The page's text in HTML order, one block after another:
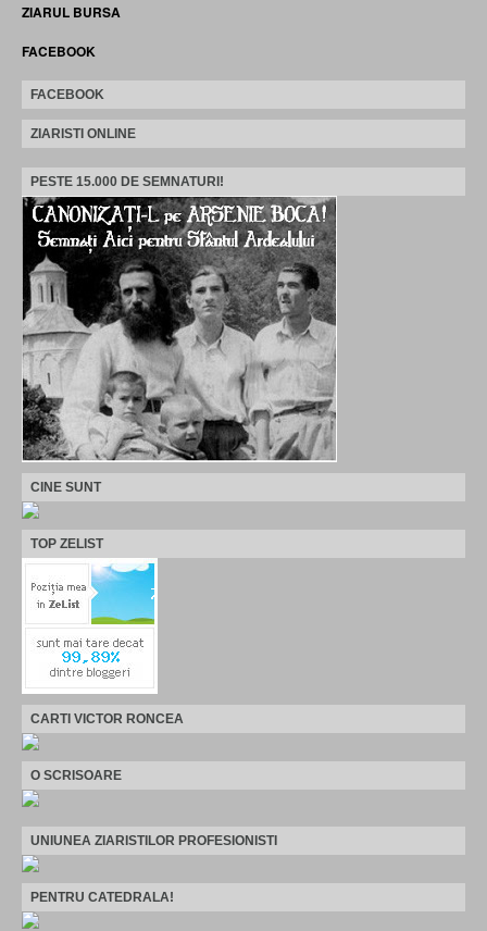
ZIARUL BURSA
FACEBOOK
FACEBOOK
ZIARISTI ONLINE
PESTE 15.000 DE SEMNATURI!
CINE SUNT
TOP ZELIST
CARTI VICTOR RONCEA
O SCRISOARE
UNIUNEA ZIARISTILOR PROFESIONISTI
PENTRU CATEDRALA!